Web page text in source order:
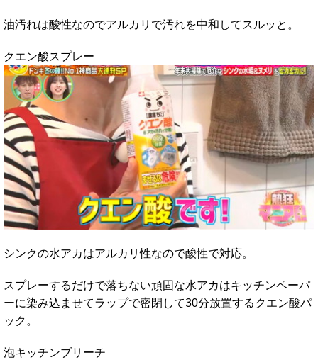
油汚れは酸性なのでアルカリで汚れを中和してスルッと。
クエン酸スプレー
シンクの水アカはアルカリ性なので酸性で対応。
スプレーするだけで落ちない頑固な水アカはキッチンペーパ
ーに染み込ませてラップで密閉して30分放置するクエン酸パ
ック。
泡キッチンブリーチ